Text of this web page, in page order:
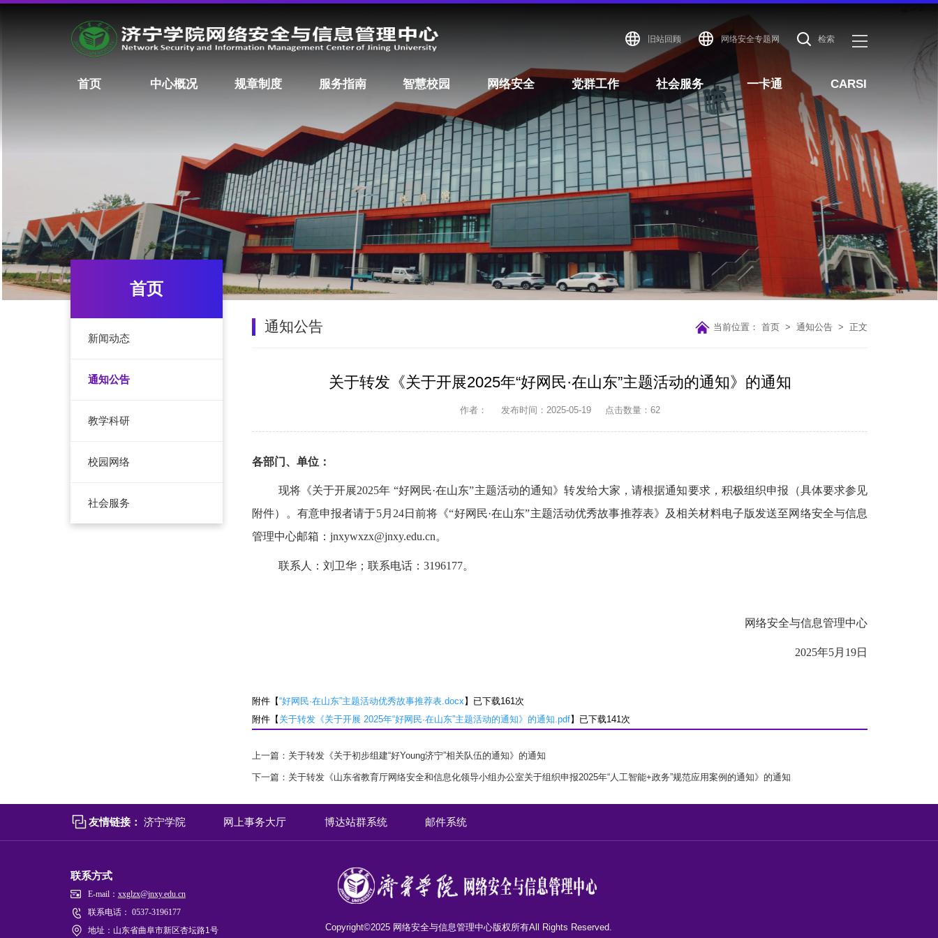
旧站回顾 网络安全专题网 检索
首页 中心概况 规章制度 服务指南 智慧校园 网络安全 党群工作 社会服务 一卡通 CARSI
首页
新闻动态
通知公告
教学科研
校园网络
社会服务
通知公告 当前位置：首页 >通知公告 >正文
关于转发《关于开展2025年“好网民·在山东”主题活动的通知》的通知
作者： 发布时间：2025-05-19 点击数量： 62
各部门、单位：
现将《关于开展2025年 “好网民·在山东”主题活动的通知》转发给大家，请根据通知要求，积极组织申报（具体要求参见
附件）。有意申报者请于5月24日前将《“好网民·在山东”主题活动优秀故事推荐表》及相关材料电子版发送至网络安全与信息
管理中心邮箱：jnxywxzx@jnxy.edu.cn。
联系人：刘卫华；联系电话：3196177。
网络安全与信息管理中心
2025年5月19日
附件【“好网民·在山东”主题活动优秀故事推荐表.docx】已下载161次
附件【关于转发《关于开展 2025年“好网民·在山东”主题活动的通知》的通知.pdf】已下载141次
上一篇： 关于转发《关于初步组建“好Young济宁”相关队伍的通知》的通知
下一篇： 关于转发《山东省教育厅网络安全和信息化领导小组办公室关于组织申报2025年“人工智能+政务”规范应用案例的通知》的通知
友情链接： 济宁学院 网上事务大厅 博达站群系统 邮件系统
联系方式
E-mail： xxglzx@jnxy.edu.cn
联系电话： 0537-3196177
地址：山东省曲阜市新区杏坛路1号
Copyright©2025 网络安全与信息管理中心版权所有All Rights Reserved.